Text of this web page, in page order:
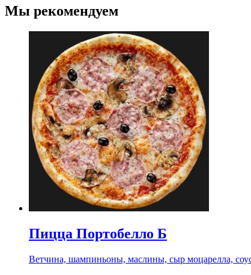
Мы рекомендуем
Пицца Портобелло Б
Ветчина, шампиньоны, маслины, сыр моцарелла,